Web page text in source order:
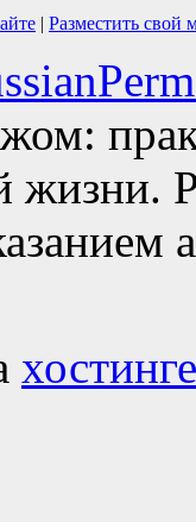
| Разместить свой
жизни.